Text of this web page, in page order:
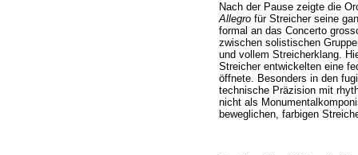
Nach der Pause zeigte die
Allegrofür Streicher seine
formal an das Concerto
zwischen solistischen
und vollem Streicherklang.
Streicher entwickelten eine
öffnete. Besonders in den
technische Präzision mit
nicht als
beweglichen, farbigen